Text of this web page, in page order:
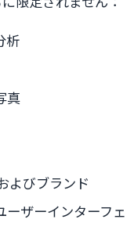
析
真
よびブランド
ーザーインターフェ